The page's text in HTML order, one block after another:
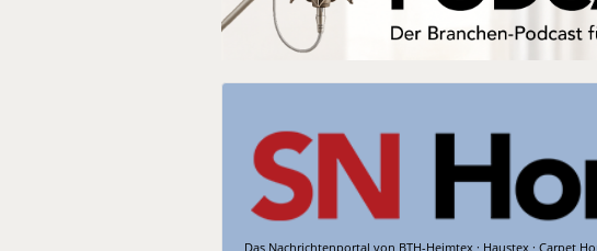
Das Nachrichtenportal von BTH-Heimtex · Haustex · Carpet